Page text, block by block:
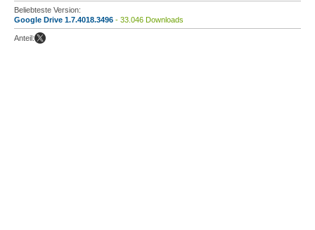
Beliebteste Version:
Google Drive 1.7.4018.3496 - 33.046 Downloads
Anteil: